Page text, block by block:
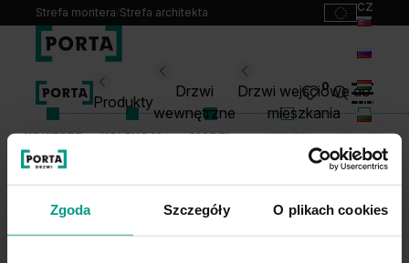
Zgoda Szczegóły O plikach cookies
Strefa montera/Strefa architekta
cz
hu
bg
lt
Produkty
Drzwi
wewnętrzne
Drzwi wejściowe do
mieszkania
0
Wybierz swoje drzwi
Kontakt
WNĘTRZE KOLEKCJA MODEL KOLOR KLAMKA
PAKIET AKUSTYCZNY